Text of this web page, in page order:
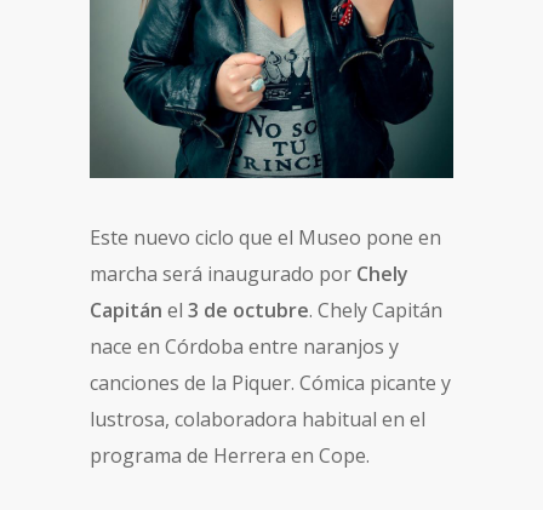
Este nuevo ciclo que el Museo pone en
marcha será inaugurado por Chely
Capitán el 3 de octubre. Chely Capitán
nace en Córdoba entre naranjos y
canciones de la Piquer. Cómica picante y
lustrosa, colaboradora habitual en el
programa de Herrera en Cope.